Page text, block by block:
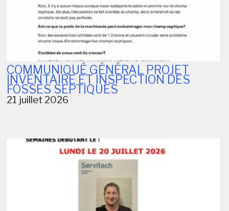
COMMUNIQUÉ GÉNÉRAL PROJET
INVENTAIRE ET INSPECTION DES
FOSSES SEPTIQUES
21 juillet 2026